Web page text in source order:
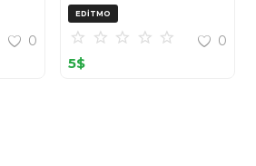
0
EDITMO
0
5$